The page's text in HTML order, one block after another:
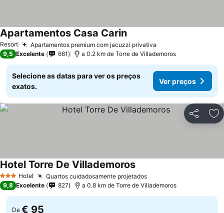
Resort Apartamentos premium com jacuzzi privativa
Apartamentos Casa Carin
9,5 Excelente 661 a 0.2 km de Torre de Villademoros
Selecione as datas para ver os preços
exatos.
Ver preços
Partilhar
3 EstrelasHotel Quartos cuidadosamente projetados
Hotel Torre De Villademoros
9,8 Excelente 827 a 0.8 km de Torre de Villademoros
De € 95